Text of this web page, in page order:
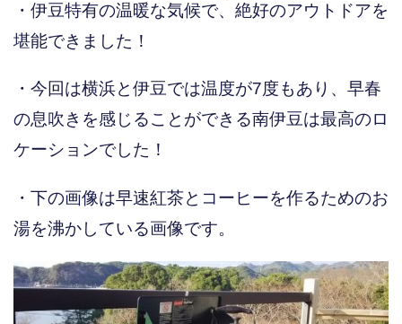
・伊豆特有の温暖な気候で、絶好のアウトドアを
堪能できました！
・今回は横浜と伊豆では温度が7度もあり、早春
の息吹きを感じることができる南伊豆は最高のロ
ケーションでした！
・下の画像は早速紅茶とコーヒーを作るためのお
湯を沸かしている画像です。